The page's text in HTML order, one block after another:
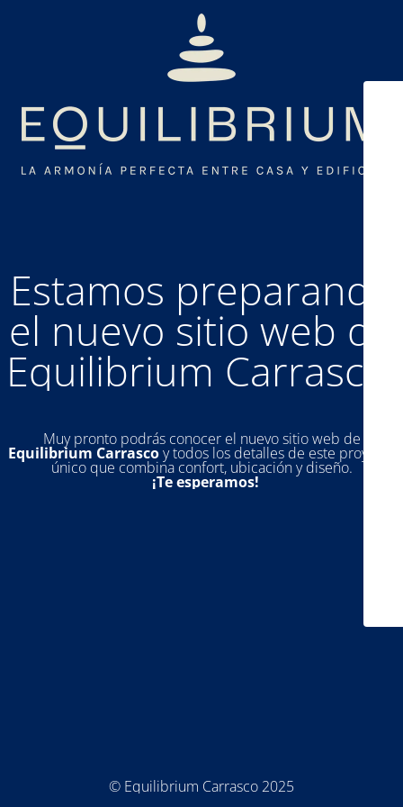
Estamos preparando
el nuevo sitio web de
Equilibrium Carrasco.
Muy pronto podrás conocer el nuevo sitio web de
Equilibrium Carrascoy todos los detalles de este proyecto
único que combina confort, ubicación y diseño.
¡Te esperamos!
© Equilibrium Carrasco 2025